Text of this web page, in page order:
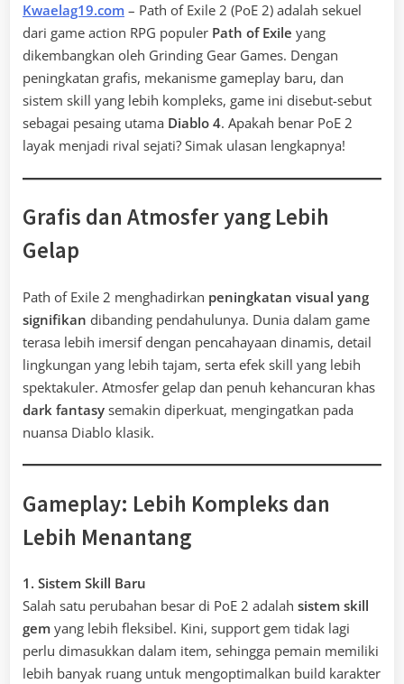
Kwaelag19.com – Path of Exile 2 (PoE 2) adalah sekuel
dari game action RPG populer Path of Exile yang
dikembangkan oleh Grinding Gear Games. Dengan
peningkatan grafis, mekanisme gameplay baru, dan
sistem skill yang lebih kompleks, game ini disebut-sebut
sebagai pesaing utama Diablo 4. Apakah benar PoE 2
layak menjadi rival sejati? Simak ulasan lengkapnya!
Grafis dan Atmosfer yang Lebih
Gelap
Path of Exile 2 menghadirkan peningkatan visual yang
signifikan dibanding pendahulunya. Dunia dalam game
terasa lebih imersif dengan pencahayaan dinamis, detail
lingkungan yang lebih tajam, serta efek skill yang lebih
spektakuler. Atmosfer gelap dan penuh kehancuran khas
dark fantasy semakin diperkuat, mengingatkan pada
nuansa Diablo klasik.
Gameplay: Lebih Kompleks dan
Lebih Menantang
1. Sistem Skill Baru
Salah satu perubahan besar di PoE 2 adalah sistem skill
gem yang lebih fleksibel. Kini, support gem tidak lagi
perlu dimasukkan dalam item, sehingga pemain memiliki
lebih banyak ruang untuk mengoptimalkan build karakter